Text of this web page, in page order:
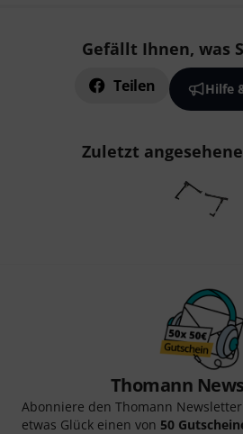
Gefällt Ihnen, was
Teilen Hilfe
Zuletzt
Thomann
Abonniere den Thomann
etwas Glück einen von 50